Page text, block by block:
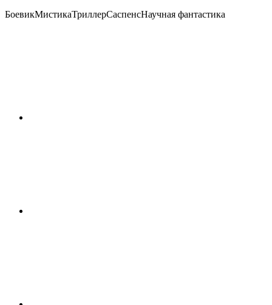
БоевикМистикаТриллерСаспенсНаучная фантастика